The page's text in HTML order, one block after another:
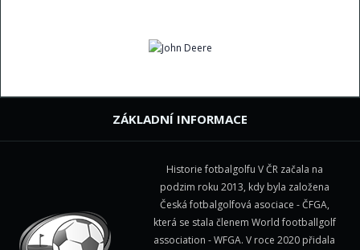
ZÁKLADNÍ INFORMACE
Historie fotbalgolfu V ČR začala na
podzim roku 2013, kdy byla založena
Česká fotbalgolfová asociace - ČFGA,
která se stala členem World footballgolf
association - WFGA. V roce 2020 přidala